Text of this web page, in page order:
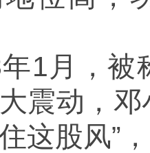
1月，被
震动，邓
这股风”